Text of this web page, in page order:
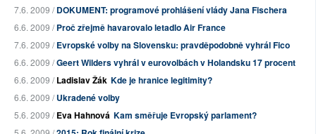
7.6. 2009 /DOKUMENT: programové prohlášení vlády Jana Fischera
6.6. 2009 /Proč zřejmě havarovalo letadlo Air France
7.6. 2009 /Evropské volby na Slovensku: pravděpodobně vyhrál Fico
6.6. 2009 /Geert Wilders vyhrál v eurovolbách v Holandsku 17 procent
6.6. 2009 /Ladislav Žák Kde je hranice legitimity?
6.6. 2009 /Ukradené volby
5.6. 2009 /Eva Hahnová Kam směřuje Evropský parlament?